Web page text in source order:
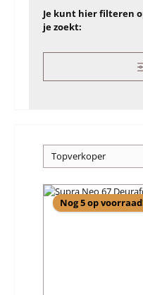
Je kunt hier filteren
je zoekt:
Nog 5 op